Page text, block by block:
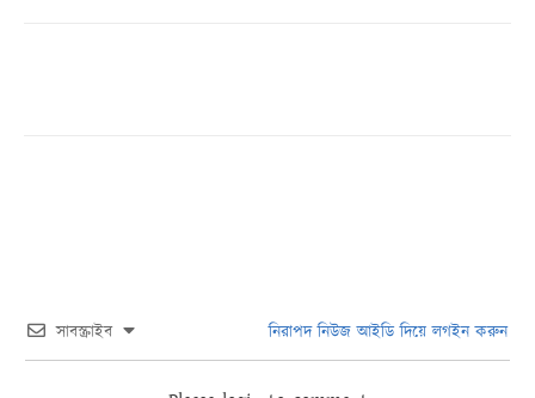
সাবস্ক্রাইব নিরাপদ নিউজ আইডি দিয়ে লগইন করুন